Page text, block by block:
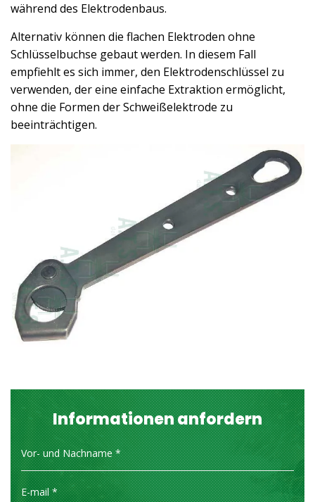
während des Elektrodenbaus.
Alternativ können die flachen Elektroden ohne
Schlüsselbuchse gebaut werden. In diesem Fall
empfiehlt es sich immer, den Elektrodenschlüssel zu
verwenden, der eine einfache Extraktion ermöglicht,
ohne die Formen der Schweißelektrode zu
beeinträchtigen.
Informationen anfordern